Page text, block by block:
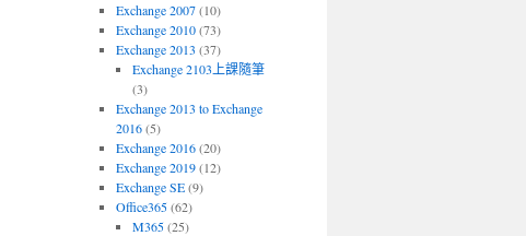
Exchange 2007(10)
Exchange 2010(73)
Exchange 2013 (37)
Exchange 2103上課隨筆
(3)
Exchange 2013 to Exchange
2016(5)
Exchange 2016(20)
Exchange 2019(12)
Exchange SE(9)
Office365(62)
M365(25)